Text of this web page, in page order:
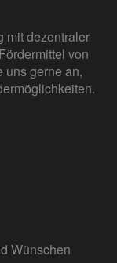
mit dezentraler
von
uns gerne an,
Wünschen